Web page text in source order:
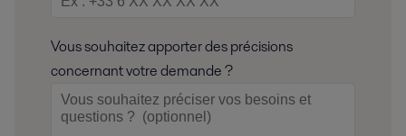
Vous souhaitez apporter des précisions
concernant votre demande ?